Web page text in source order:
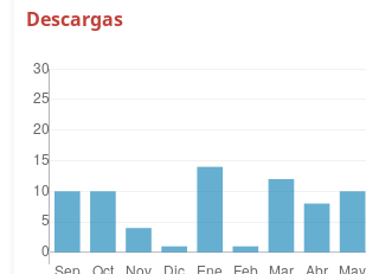
Descargas